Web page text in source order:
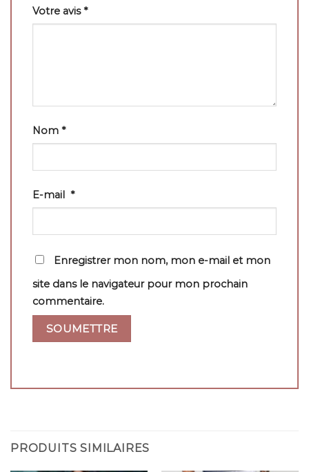
Votre avis*
Nom *
E-mail *
Enregistrer mon nom, mon e-mail et mon
site dans le navigateur pour mon prochain
commentaire.
PRODUITS SIMILAIRES